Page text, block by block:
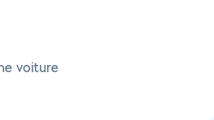
voiture